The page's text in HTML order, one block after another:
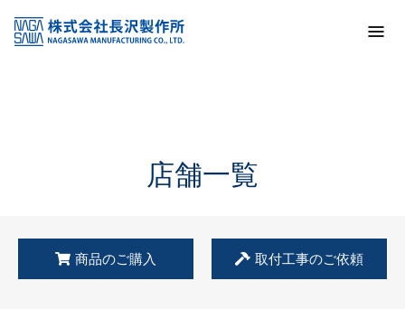
KSS加盟店・取扱店情報
店舗一覧
店舗一覧
商品のご購入 取付工事のご依頼